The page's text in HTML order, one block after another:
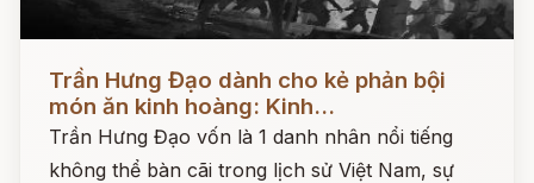
Đọc ngay
Trần Hưng Đạo dành cho kẻ phản bội
món ăn kinh hoàng: Kinh...
Trần Hưng Đạo vốn là 1 danh nhân nổi tiếng
không thể bàn cãi trong lịch sử Việt Nam, sự